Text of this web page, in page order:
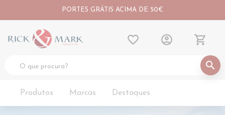
PORTES GRÁTIS ACIMA DE 50€
search
favorite_border account_circle shopping_cart
Produtos Marcas Destaques